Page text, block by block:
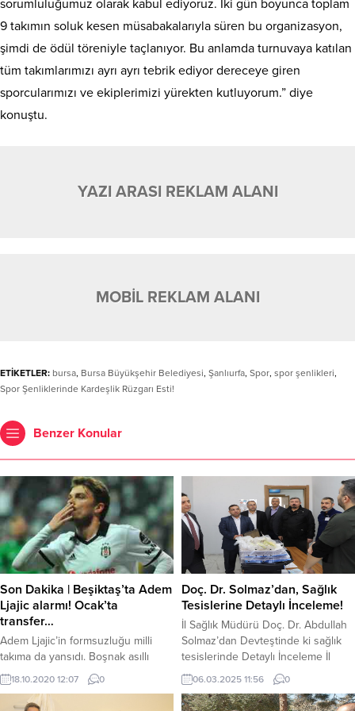
sorumluluğumuz olarak kabul ediyoruz. İki gün boyunca toplam
9 takımın soluk kesen müsabakalarıyla süren bu organizasyon,
şimdi de ödül töreniyle taçlanıyor. Bu anlamda turnuvaya katılan
tüm takımlarımızı ayrı ayrı tebrik ediyor dereceye giren
sporcularımızı ve ekiplerimizi yürekten kutluyorum.” diye
konuştu.
YAZI ARASI REKLAM ALANI
MOBİL REKLAM ALANI
ETİKETLER: bursa, Bursa Büyükşehir Belediyesi, Şanlıurfa, Spor, spor şenlikleri,
Spor Şenliklerinde Kardeşlik Rüzgarı Esti!
Benzer Konular
Son Dakika | Beşiktaş’ta Adem
Ljajic alarmı! Ocak’ta
transfer…
Adem Ljajic’in formsuzluğu milli
takıma da yansıdı. Boşnak asıllı
futbolcu, Sırbistan’ın Macaristan ile
oynadığı maçta ilk yarı sonunda
oyundan alınırken, Türkiye
18.10.2020 12:07 0
Doç. Dr. Solmaz’dan, Sağlık
Tesislerine Detaylı İnceleme!
İl Sağlık Müdürü Doç. Dr. Abdullah
Solmaz’dan Devteştinde ki sağlık
tesislerinde Detaylı İnceleme İl
Sağlık Müdürümüz Doç.Dr.
Abdullah Solmaz Hizmet Başkanları
ile birlikte Balıkgöl Devlet
06.03.2025 11:56 0